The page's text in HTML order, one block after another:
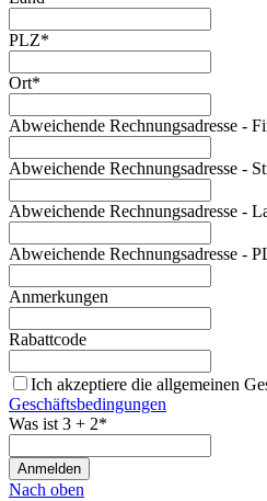
PLZ*
Ort*
Abweichende Rechnungsadresse -
Abweichende Rechnungsadresse -
Abweichende Rechnungsadresse -
Abweichende Rechnungsadresse -
Anmerkungen
Rabattcode
Ich akzeptiere die allgemeinen
Geschäftsbedingungen
Was ist 3 + 2*
Nach oben